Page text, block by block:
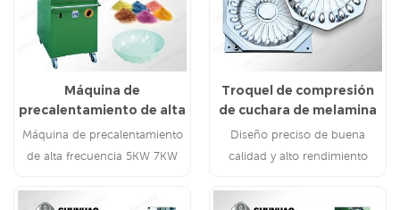
Máquina de
precalentamiento de alta
frecuencia 5KW 7KW
10KW
Máquina de precalentamiento
de alta frecuencia 5KW 7KW
Troquel de compresión
de cuchara de melamina
de múltiples cavidades
Diseño preciso de buena
calidad y alto rendimiento